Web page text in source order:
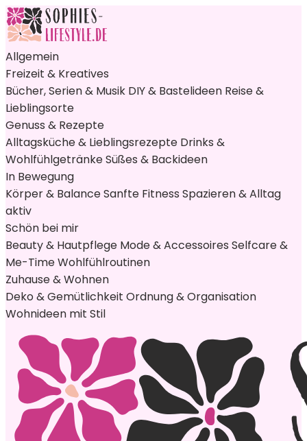
Allgemein
Freizeit & Kreatives
Bücher, Serien & Musik DIY & Bastelideen Reise &
Lieblingsorte
Genuss & Rezepte
Alltagsküche & Lieblingsrezepte Drinks &
WohlfühlgetränkeSüßes & Backideen
In Bewegung
Körper & BalanceSanfte Fitness Spazieren & Alltag
aktiv
Schön bei mir
Beauty & Hautpflege Mode & Accessoires Selfcare &
Me-TimeWohlfühlroutinen
Zuhause & Wohnen
Deko & Gemütlichkeit Ordnung & Organisation
Wohnideen mit Stil